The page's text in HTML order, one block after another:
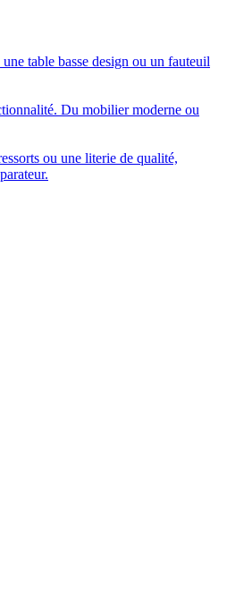
table basse design ou un fauteuil
Du mobilier moderne ou
ou une literie de qualité,